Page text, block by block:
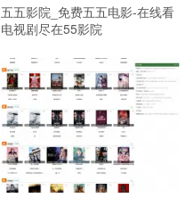
五五影院_免费五五电影-在线看
电视剧尽在55影院